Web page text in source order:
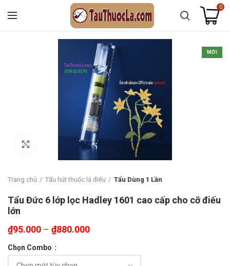
0
MỚI
Click to enlarge
Trang chủ Tẩu hút thuốc lá điếu Tẩu Dùng 1 Lần
Tẩu Đức 6 lớp lọc Hadley 1601 cao cấp cho cỡ điếu
lớn
₫95.000 – ₫880.000
Chọn Combo